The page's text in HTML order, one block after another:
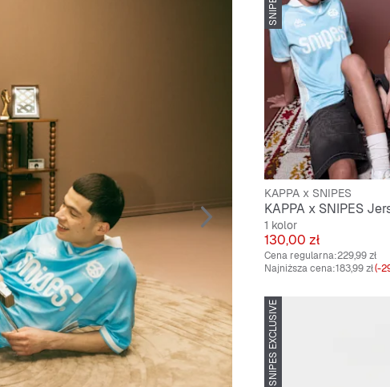
KAPPA x SNIPES
KAPPA x SNIPES
1 kolor
Cena
130,00 zł
Cena regularna:229,99 zł
Najniższa cena:183,99 zł(-
SNIPES EXCLUSIVE